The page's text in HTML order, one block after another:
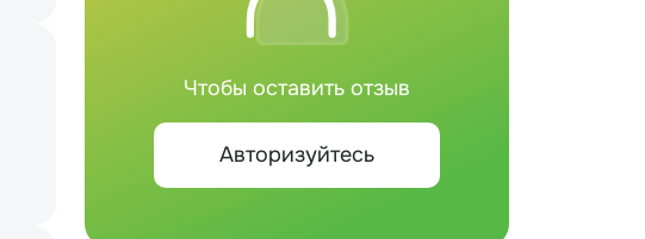
Чтобы оставить отзыв
Авторизуйтесь